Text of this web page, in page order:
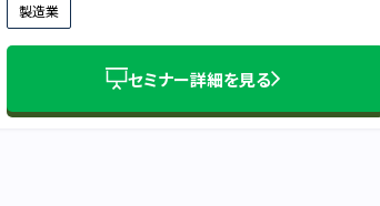
製造業
セミナー詳細を見る